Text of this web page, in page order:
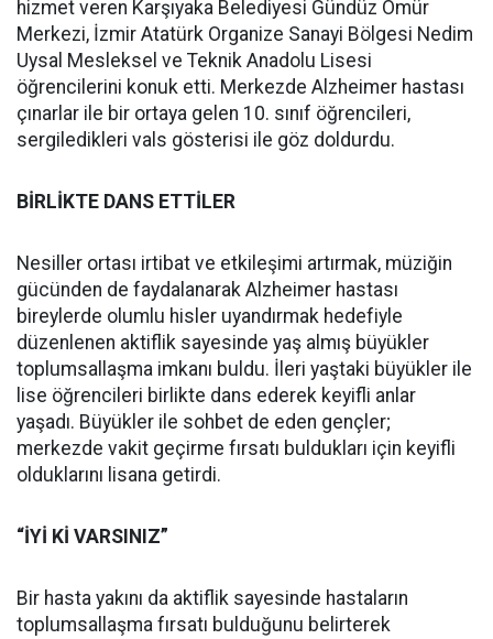
hizmet veren Karşıyaka Belediyesi Gündüz Ömür
Merkezi, İzmir Atatürk Organize Sanayi Bölgesi Nedim
Uysal Mesleksel ve Teknik Anadolu Lisesi
öğrencilerini konuk etti. Merkezde Alzheimer hastası
çınarlar ile bir ortaya gelen 10. sınıf öğrencileri,
sergiledikleri vals gösterisi ile göz doldurdu.
BİRLİKTE DANS ETTİLER
Nesiller ortası irtibat ve etkileşimi artırmak, müziğin
gücünden de faydalanarak Alzheimer hastası
bireylerde olumlu hisler uyandırmak hedefiyle
düzenlenen aktiflik sayesinde yaş almış büyükler
toplumsallaşma imkanı buldu. İleri yaştaki büyükler ile
lise öğrencileri birlikte dans ederek keyifli anlar
yaşadı. Büyükler ile sohbet de eden gençler;
merkezde vakit geçirme fırsatı buldukları için keyifli
olduklarını lisana getirdi.
“İYİ Kİ VARSINIZ”
Bir hasta yakını da aktiflik sayesinde hastaların
toplumsallaşma fırsatı bulduğunu belirterek